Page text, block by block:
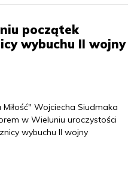
początek
wybuchu II wojny
Wojciecha Siudmaka
w Wieluniu uroczystości
wybuchu II wojny